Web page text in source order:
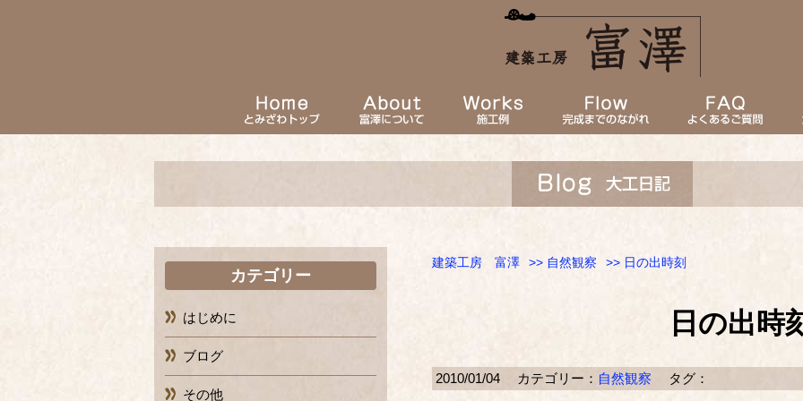
建築工房 富澤 >> 自然観察 >> 日の出時刻
日の出時
2010/01/04 カテゴリー： 自然観察 タグ：
カテゴリー
はじめに
ブログ
その他